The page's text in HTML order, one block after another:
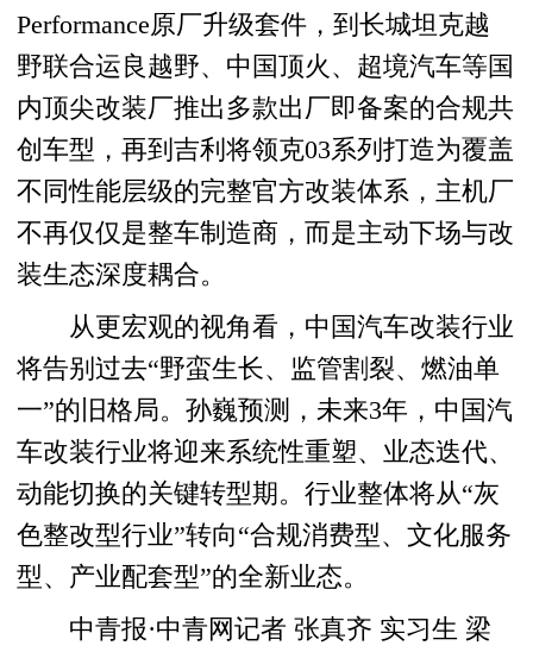
Performance原厂升级套件，到长城坦克越
野联合运良越野、中国顶火、超境汽车等国
内顶尖改装厂推出多款出厂即备案的合规共
创车型，再到吉利将领克03系列打造为覆盖
不同性能层级的完整官方改装体系，主机厂
不再仅仅是整车制造商，而是主动下场与改
装生态深度耦合。
从更宏观的视角看，中国汽车改装行业
将告别过去“野蛮生长、监管割裂、燃油单
一”的旧格局。孙巍预测，未来3年，中国汽
车改装行业将迎来系统性重塑、业态迭代、
动能切换的关键转型期。行业整体将从“灰
色整改型行业”转向“合规消费型、文化服务
型、产业配套型”的全新业态。
中青报·中青网记者 张真齐 实习生 梁